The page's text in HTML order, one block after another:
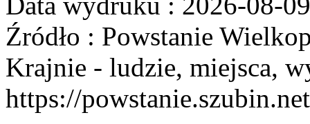
Źródło : Powstanie
Krajnie - ludzie, miejsca,
https://powstanie.szubin.net